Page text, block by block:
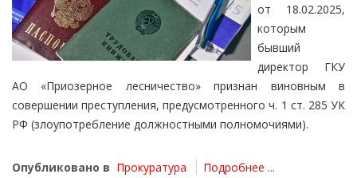
от 18.02.2025,
которым
бывший
директор ГКУ
АО «Приозерное лесничество» признан виновным в
совершении преступления, предусмотренного ч. 1 ст. 285 УК
РФ (злоупотребление должностными полномочиями).
Опубликовано в Прокуратура Подробнее ...